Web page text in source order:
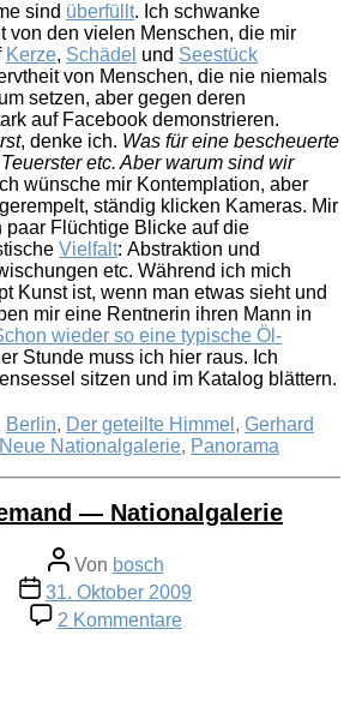
sind überfüllt. Ich schwanke
von den vielen Menschen, die mir
Kerze, Schädel und Seestück
von Menschen, die nie niemals
setzen, aber gegen deren
auf Facebook demonstrieren.
, denke ich. Was für eine bescheuerte
etc. Aber warum sind wir
Ich wünsche mir Kontemplation, aber
ständig klicken Kameras. Mir
paar Flüchtige Blicke auf die
Vielfalt: Abstraktion und
etc. Während ich mich
Kunst ist, wenn man etwas sieht und
mir eine Rentnerin ihren Mann in
wieder so eine typische Öl-
Stunde muss ich hier raus. Ich
sitzen und im Katalog blättern.
Berlin, Der geteilte Himmel , Gerhard
Neue Nationalgalerie, Panorama
— Nationalgalerie
Beitragsautor
Von bosch
Veröffentlichungsdatum
31. Oktober 2009
2 Kommentarezu
Thomas